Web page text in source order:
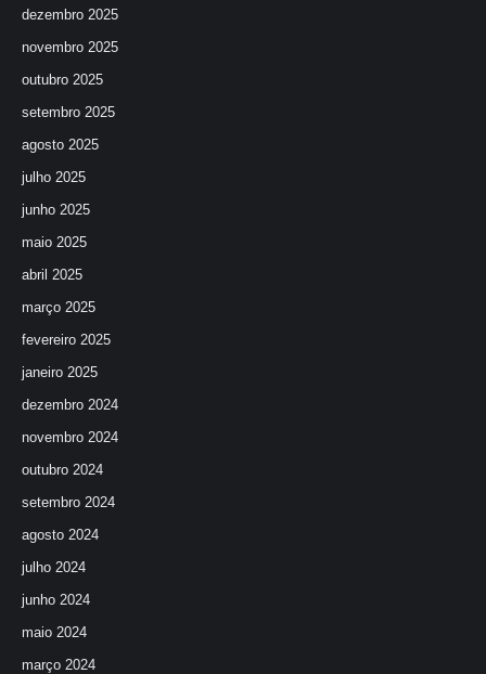
dezembro 2025
novembro 2025
outubro 2025
setembro 2025
agosto 2025
julho 2025
junho 2025
maio 2025
abril 2025
março 2025
fevereiro 2025
janeiro 2025
dezembro 2024
novembro 2024
outubro 2024
setembro 2024
agosto 2024
julho 2024
junho 2024
maio 2024
março 2024